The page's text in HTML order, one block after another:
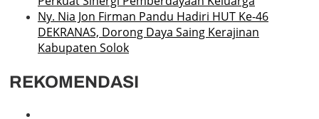
Ny. Nia Jon Firman Pandu Hadiri HUT Ke-46
DEKRANAS, Dorong Daya Saing Kerajinan
Kabupaten Solok
REKOMENDASI